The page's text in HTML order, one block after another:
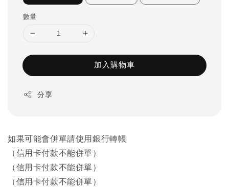
數量
加入購物車
分享
如果可能會併單請使用銀行轉帳
（信用卡付款不能併單）
（信用卡付款不能併單）
（信用卡付款不能併單）